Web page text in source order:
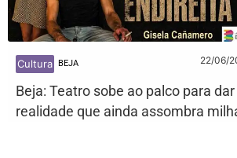
Cultura BEJA 22/06/
Beja: Teatro sobe ao palco para
realidade que ainda assombra